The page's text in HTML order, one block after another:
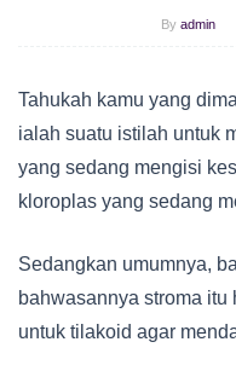
By admin
Tahukah kamu yang
ialah suatu istilah untuk
yang sedang mengisi
kloroplas yang sedang
Sedangkan umumnya,
bahwasannya stroma
untuk tilakoid agar